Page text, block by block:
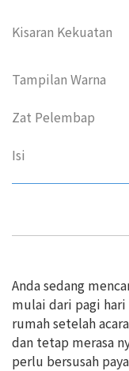
Kisaran Kekuatan
Tampilan Warna
Zat Pelembap
Isi
Anda sedang
mulai dari pagi
rumah setelah
dan tetap merasa
perlu bersusah